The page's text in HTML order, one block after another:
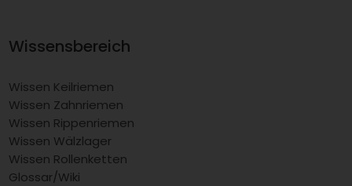
Wissensbereich
Wissen Keilriemen
Wissen Zahnriemen
Wissen Rippenriemen
Wissen Wälzlager
Wissen Rollenketten
Glossar/Wiki